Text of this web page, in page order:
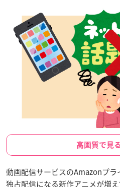
高画質で見
動画配信サービスのAmazonプラ
独占配信になる新作アニメが増え